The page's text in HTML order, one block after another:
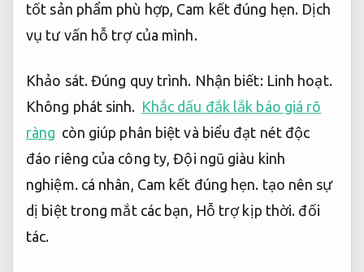
tốt sản phẩm phù hợp, Cam kết đúng hẹn.Dịch
vụ tư vấn hỗ trợ của mình.
Khảo sát. Đúng quy trình. Nhận biết: Linh hoạt.
Không phát sinh. Khắc dấu đắk lắk báo giá rõ
ràng còn giúp phân biệt và biểu đạt nét độc
đáo riêng của công ty,Đội ngũ giàu kinh
nghiệm. cá nhân, Cam kết đúng hẹn. tạo nên sự
dị biệt trong mắt các bạn, Hỗ trợ kịp thời. đối
tác.